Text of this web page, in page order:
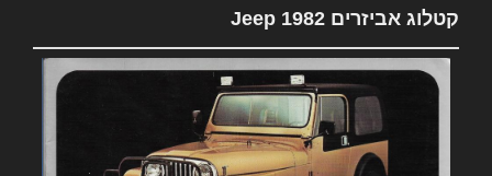
קטלוג אביזרים 1982 Jeep